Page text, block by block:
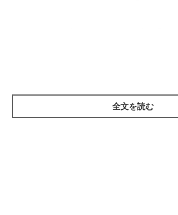
し、激しい炎症を引き起こします。慢性す
の病気の一部として起こると考えられてお
全文を読む